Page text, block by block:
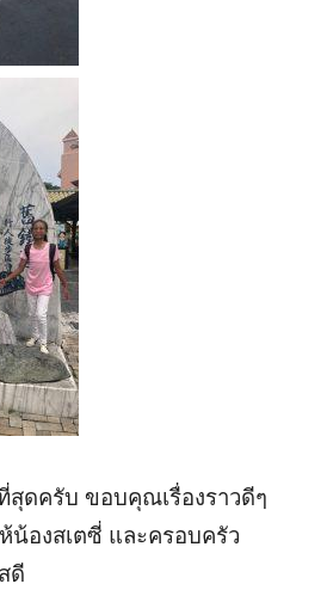
สุดครับ ขอบคุณเรื่องราวดีๆ
น้องสเตซี่ และครอบครัว
ดี